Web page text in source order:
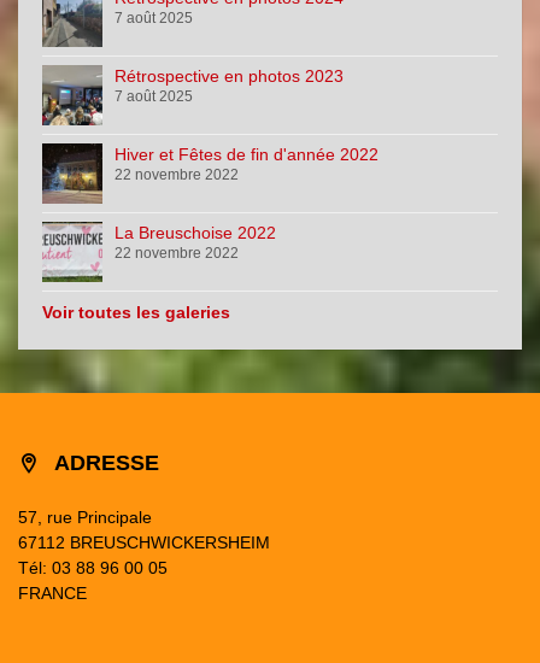
7 août 2025
Rétrospective en photos 2023
7 août 2025
Hiver et Fêtes de fin d'année 2022
22 novembre 2022
La Breuschoise 2022
22 novembre 2022
Voir toutes les galeries
ADRESSE
57, rue Principale
67112 BREUSCHWICKERSHEIM
Tél: 03 88 96 00 05
FRANCE